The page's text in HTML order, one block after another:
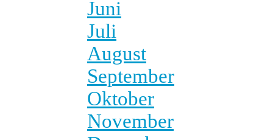
Juni
Juli
August
September
Oktober
November